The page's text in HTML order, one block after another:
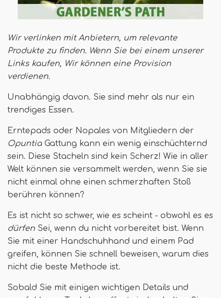
Wir verlinken mit Anbietern, um relevante
Produkte zu finden. Wenn Sie bei einem unserer
Links kaufen, Wir können eine Provision
verdienen.
Unabhängig davon. Sie sind mehr als nur ein
trendiges Essen.
Erntepads oder Nopales von Mitgliedern der
Opuntia Gattung kann ein wenig einschüchternd
sein. Diese Stacheln sind kein Scherz! Wie in aller
Welt können sie versammelt werden, wenn Sie sie
nicht einmal ohne einen schmerzhaften Stoß
berühren können?
Es ist nicht so schwer, wie es scheint - obwohl es es
dürfen Sei, wenn du nicht vorbereitet bist. Wenn
Sie mit einer Handschuhhand und einem Pad
greifen, können Sie schnell beweisen, warum dies
nicht die beste Methode ist.
Sobald Sie mit einigen wichtigen Details und